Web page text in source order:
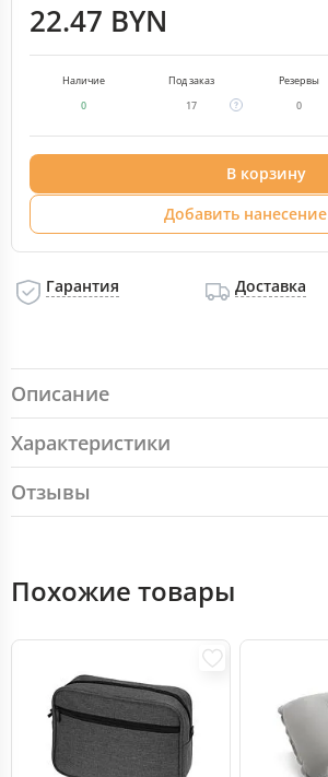
22.47 BYN
Наличие Под заказ Резервы
0
17 0
В корзину
Добавить нанесение
Гарантия Доставка
Описание
Характеристики
Отзывы
Похожие товары